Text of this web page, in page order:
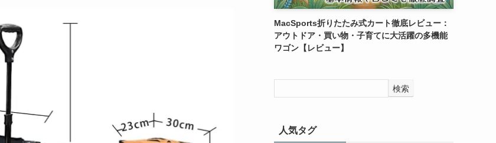
MacSports折りたたみ式カート徹底レビュー：
アウトドア・買い物・子育てに大活躍の多機能
ワゴン【レビュー】
検索
人気タグ